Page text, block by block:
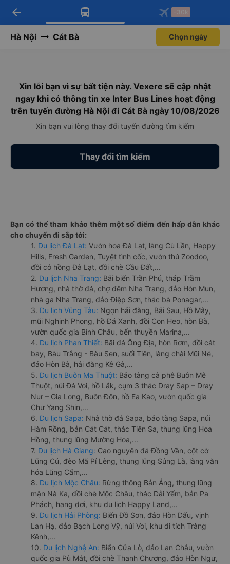
Tải app Vexere ngay!
Nhận ưu đãi thành viên độc
Mở app
Tải app Vexere
-30k/ghế khi đặt vé máy bay qua
Mở app
arrow_back -30k
Hà Nội Cát Bà Chọn ngày
Xin lỗi bạn vì sự bất tiện này. Vexere sẽ cập nhật
ngay khi có thông tin xe Inter Bus Lines hoạt động
trên tuyến đường Hà Nội đi Cát Bà ngày 10/08/2026
Xin bạn vui lòng thay đổi tuyến đường tìm kiếm
Thay đổi tìm kiếm
Bạn có thể tham khảo thêm một số điểm đến hấp dẫn khác
cho chuyến đi sắp tới:
1. Du lịch Đà Lạt: Vườn hoa Đà Lạt, làng Cù Lần, Happy
Hills, Fresh Garden, Tuyệt tình cốc, vườn thú Zoodoo,
đồi cỏ hồng Đà Lạt, đồi chè Cầu Đất,...
2. Du lịch Nha Trang: Bãi biển Trần Phú, tháp Trầm
Hương, nhà thờ đá, chợ đêm Nha Trang, đảo Hòn Mun,
nhà ga Nha Trang, đảo Điệp Sơn, thác bà Ponagar,...
3. Du lịch Vũng Tàu: Ngọn hải đăng, Bãi Sau, Hồ Mây,
mũi Nghinh Phong, hồ Đá Xanh, đồi Con Heo, hòn Bà,
vườn quốc gia Bình Châu, bến thuyền Marina,...
4. Du lịch Phan Thiết: Bãi đá Ông Địa, hòn Rơm, đồi cát
bay, Bàu Trắng - Bàu Sen, suối Tiên, làng chài Mũi Né,
đảo Hòn Bà, hải đăng Kê Gà,...
5. Du lịch Buôn Ma Thuột: Bảo tàng cà phê Buôn Mê
Thuột, núi Đá Voi, hồ Lắk, cụm 3 thác Dray Sap – Dray
Nur – Gia Long, Buôn Đôn, hồ Ea Kao, vườn quốc gia
Chư Yang Shin,...
6. Du lịch Sapa: Nhà thờ đá Sapa, bảo tàng Sapa, núi
Hàm Rồng, bản Cát Cát, thác Tiên Sa, thung lũng Hoa
Hồng, thung lũng Mường Hoa,...
7. Du lịch Hà Giang: Cao nguyên đá Đồng Văn, cột cờ
Lũng Cú, đèo Mã Pí Lèng, thung lũng Sủng Là, làng văn
hóa Lũng Cẩm,...
8. Du lịch Mộc Châu: Rừng thông Bản Áng, thung lũng
mận Nà Ka, đồi chè Mộc Châu, thác Dải Yếm, bản Pa
Phách, hang dơi, khu du lịch Happy Land,...
9. Du lịch Hải Phòng: Biển Đồ Sơn, đảo Hòn Dấu, vịnh
Lan Hạ, đảo Bạch Long Vỹ, núi Voi, khu di tích Tràng
Kênh,...
10. Du lịch Nghệ An: Biển Cửa Lò, đảo Lan Châu, vườn
quốc gia Pù Mát, đồi chè Thanh Chương, đảo Hòn Ngư,